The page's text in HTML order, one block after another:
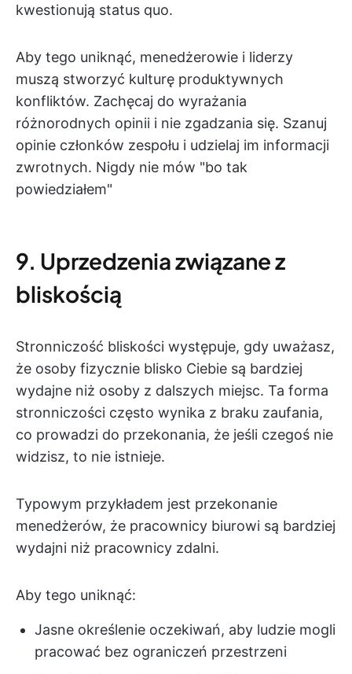
kwestionują status quo.
Aby tego uniknąć, menedżerowie i liderzy
muszą stworzyć kulturę produktywnych
konfliktów. Zachęcaj do wyrażania
różnorodnych opinii i nie zgadzania się. Szanuj
opinie członków zespołu i udzielaj im informacji
zwrotnych. Nigdy nie mów "bo tak
powiedziałem"
9. Uprzedzenia związane z
bliskością
Stronniczość bliskości występuje, gdy uważasz,
że osoby fizycznie blisko Ciebie są bardziej
wydajne niż osoby z dalszych miejsc. Ta forma
stronniczości często wynika z braku zaufania,
co prowadzi do przekonania, że jeśli czegoś nie
widzisz, to nie istnieje.
Typowym przykładem jest przekonanie
menedżerów, że pracownicy biurowi są bardziej
wydajni niż pracownicy zdalni.
Aby tego uniknąć:
Jasne określenie oczekiwań, aby ludzie mogli
pracować bez ograniczeń przestrzeni